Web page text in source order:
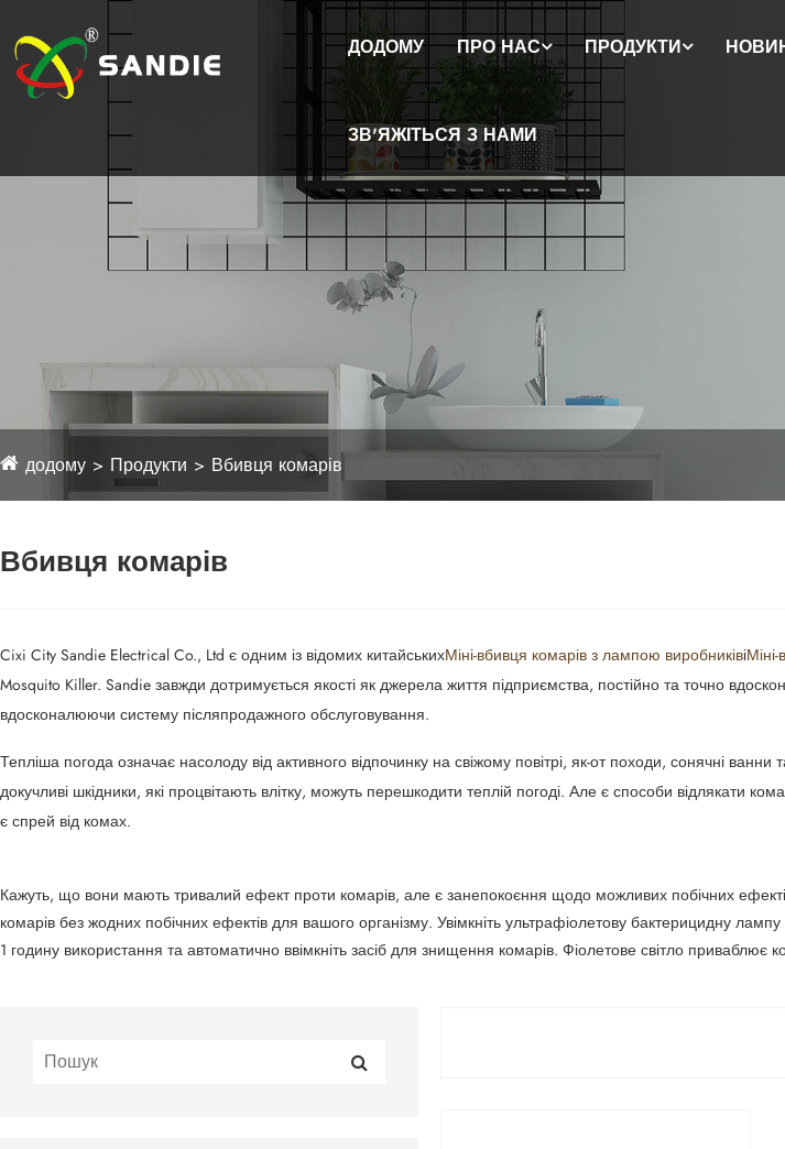
ДОДОМУ ПРО НАС ПРОДУКТИ
ЗВ'ЯЖІТЬСЯ З НАМИ
додому Продукти Вбивця комарів
Вбивця комарів
Cixi City Sandie Electrical Co., Ltd є одним із відомих китайськихМіні-вбивця комарів з лампою виробниківі
Mosquito Killer. Sandie завжди дотримується якості як джерела життя підприємства, постійно та точно
вдосконалюючи систему післяпродажного обслуговування.
Тепліша погода означає насолоду від активного відпочинку на свіжому повітрі, як-от походи, сонячні
докучливі шкідники, які процвітають влітку, можуть перешкодити теплій погоді. Але є способи
є спрей від комах.
Кажуть, що вони мають тривалий ефект проти комарів, але є занепокоєння щодо можливих побічних
комарів без жодних побічних ефектів для вашого організму. Увімкніть ультрафіолетову бактерицидну
1 годину використання та автоматично ввімкніть засіб для знищення комарів. Фіолетове світло